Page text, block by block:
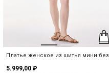
Платье женское из шитья мини без
5.999,00 ₽